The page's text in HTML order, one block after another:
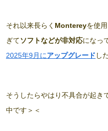
それ以来長らく Montereyを使
ぎてソフトなどが非対応になっ
2025年9月にアップグレード し
そうしたらやはり不具合が起き
中です＞＜